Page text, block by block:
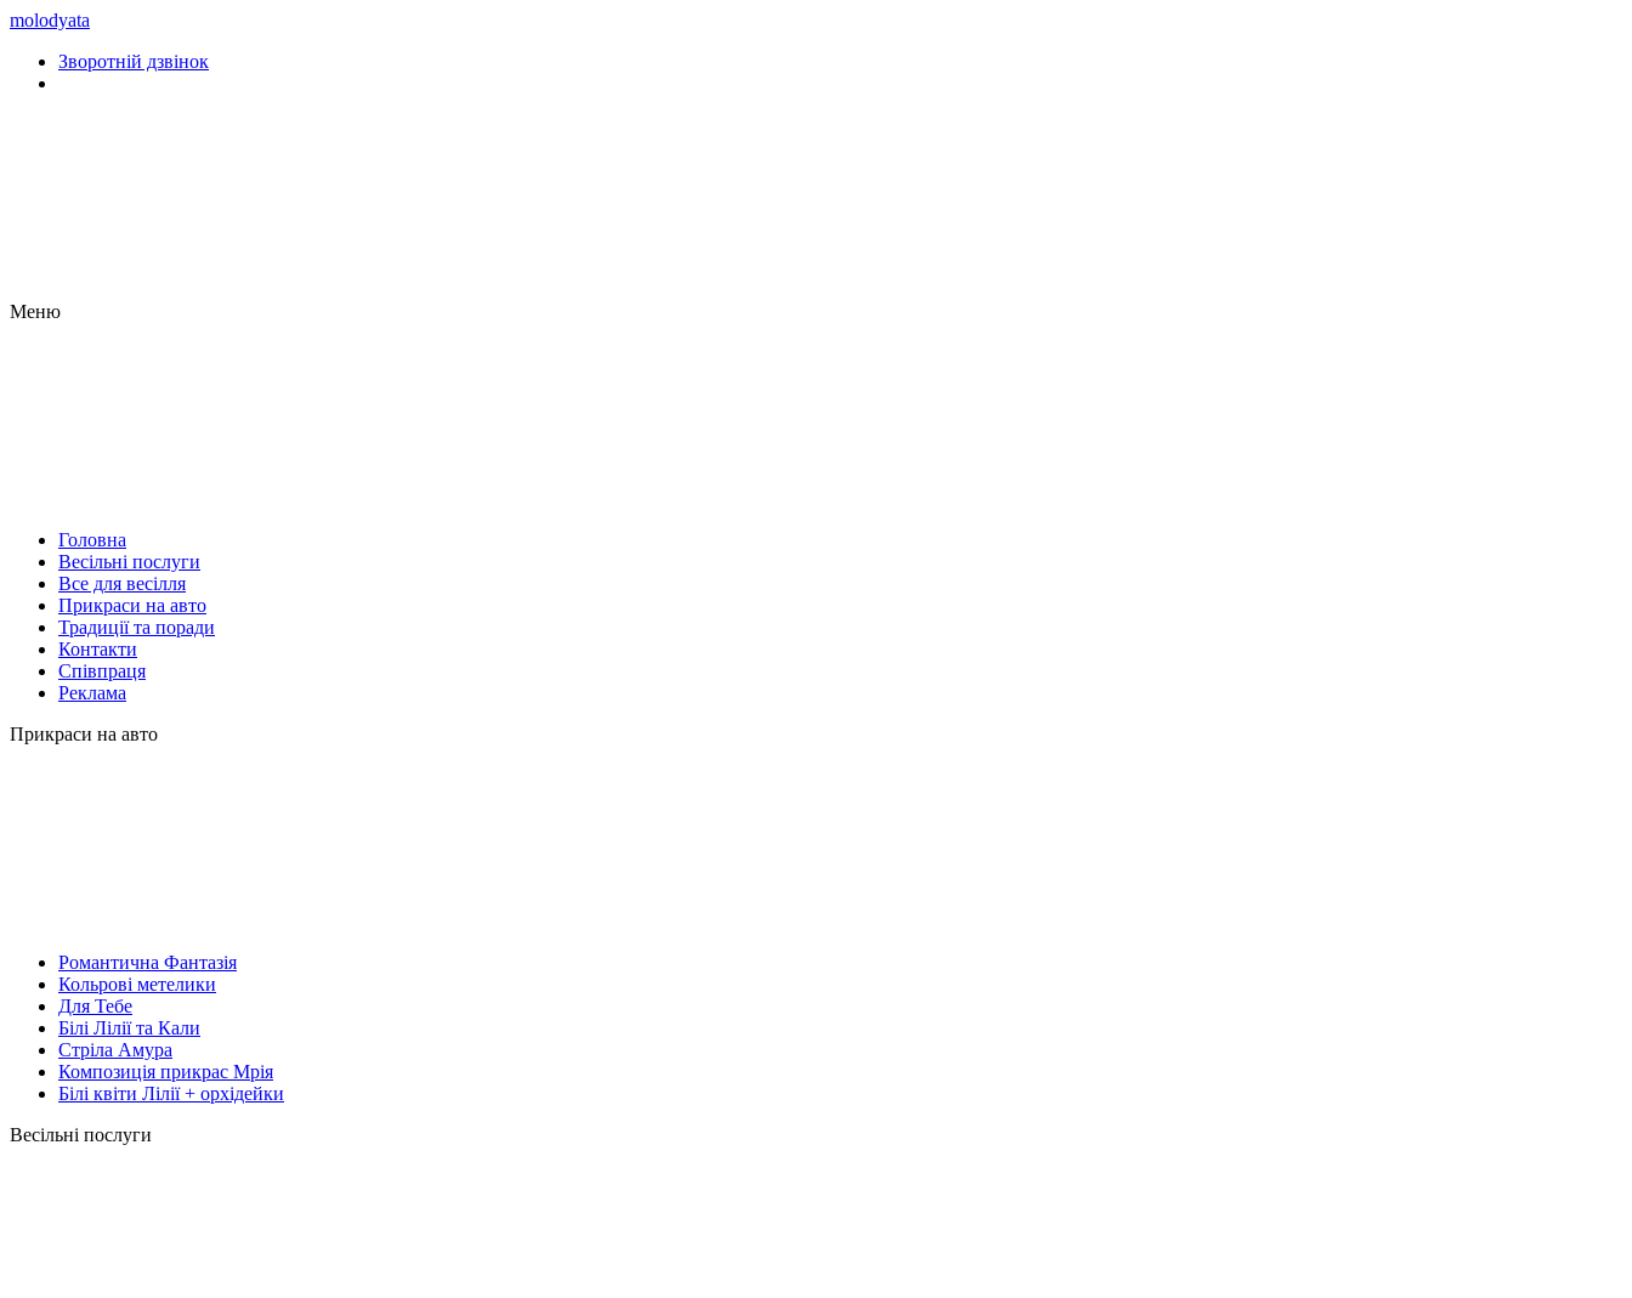
molodyata
Зворотній дзвінок
Меню
Головна
Весільні послуги
Все для весілля
Прикраси на авто
Традиції та поради
Контакти
Співпраця
Реклама
Прикраси на авто
Романтична Фантазія
Кольрові метелики
Для Тебе
Білі Лілії та Кали
Стріла Амура
Композиція прикрас Мрія
Білі квіти Лілії + орхідейки
Весільні послуги